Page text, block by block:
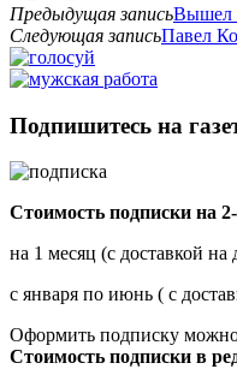
Предыдущая записьВышел
Следующая записьПавел
Подпишитесь на
Стоимость подписки на
на 1 месяц (с доставкой на
с января по июнь ( с
Оформить подписку можно
Стоимость подписки в